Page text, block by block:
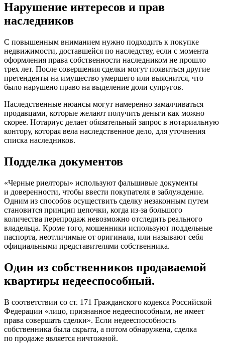
Нарушение интересов и прав
наследников
С повышенным вниманием нужно подходить к покупке
недвижимости, доставшейся по наследству, если с момента
оформления права собственности наследником не прошло
трех лет. После совершения сделки могут появиться другие
претенденты на имущество умершего или выяснится, что
было нарушено право на выделение доли супругов.
Наследственные нюансы могут намеренно замалчиваться
продавцами, которые желают получить деньги как можно
скорее. Нотариус делает обязательный запрос в нотариальную
контору, которая вела наследственное дело, для уточнения
списка наследников.
Подделка документов
«Черные риелторы» используют фальшивые документы
и доверенности, чтобы ввести покупателя в заблуждение.
Одним из способов осуществить сделку незаконным путем
становится принцип цепочки, когда из-за большого
количества перепродаж невозможно отследить реального
владельца. Кроме того, мошенники используют поддельные
паспорта, неотличимые от оригинала, или называют себя
официальными представителями собственника.
Один из собственников продаваемой
квартиры недееспособный.
В соответствии со ст. 171 Гражданского кодекса Российской
Федерации «лицо, признанное недееспособным, не имеет
права совершать сделки». Если недееспособность
собственника была скрыта, а потом обнаружена, сделка
по продаже является ничтожной.